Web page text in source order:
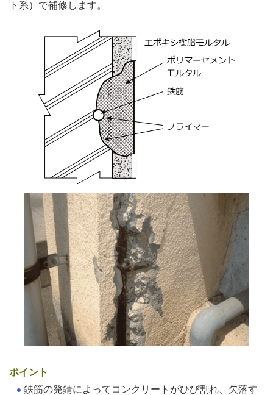
ト系）で補修します。
ポイント
鉄筋の発錆によってコンクリートがひび割れ、欠落す